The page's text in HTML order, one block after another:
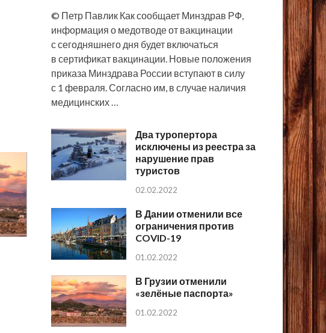
© Петр Павлик Как сообщает Минздрав РФ,
информация о медотводе от вакцинации
с сегодняшнего дня будет включаться
в сертификат вакцинации. Новые положения
приказа Минздрава России вступают в силу
с 1 февраля. Согласно им, в случае наличия
медицинских …
Два туропертора
исключены из реестра за
нарушение прав
туристов
02.02.2022
В Дании отменили все
ограничения против
COVID-19
01.02.2022
В Грузии отменили
«зелёные паспорта»
01.02.2022